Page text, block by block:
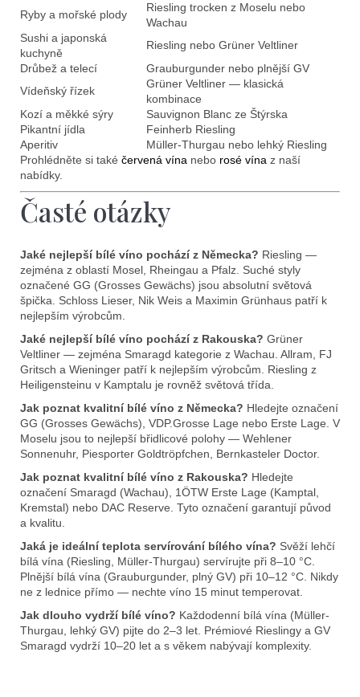
Ryby a mořské plody
Riesling trocken z Moselu nebo
Wachau
Sushi a japonská
kuchyně
Riesling nebo Grüner Veltliner
Drůbež a telecí
Grauburgunder nebo plnější GV
Vídeňský řízek
Grüner Veltliner — klasická
kombinace
Kozí a měkké sýry
Sauvignon Blanc ze Štýrska
Pikantní jídla
Feinherb Riesling
Aperitiv
Müller-Thurgau nebo lehký Riesling
Prohlédněte si také červená vína nebo rosé vína z naší
nabídky.
Časté otázky
Jaké nejlepší bílé víno pochází z Německa? Riesling —
zejména z oblastí Mosel, Rheingau a Pfalz. Suché styly
označené GG (Grosses Gewächs) jsou absolutní světová
špička. Schloss Lieser, Nik Weis a Maximin Grünhaus patří k
nejlepším výrobcům.
Jaké nejlepší bílé víno pochází z Rakouska? Grüner
Veltliner — zejména Smaragd kategorie z Wachau. Allram, FJ
Gritsch a Wieninger patří k nejlepším výrobcům. Riesling z
Heiligensteinu v Kamptalu je rovněž světová třída.
Jak poznat kvalitní bílé víno z Německa? Hledejte označení
GG (Grosses Gewächs), VDP.Grosse Lage nebo Erste Lage. V
Moselu jsou to nejlepší břidlicové polohy — Wehlener
Sonnenuhr, Piesporter Goldtröpfchen, Bernkasteler Doctor.
Jak poznat kvalitní bílé víno z Rakouska? Hledejte
označení Smaragd (Wachau), 1ÖTW Erste Lage (Kamptal,
Kremstal) nebo DAC Reserve. Tyto označení garantují původ
a kvalitu.
Jaká je ideální teplota servírování bílého vína? Svěží lehčí
bílá vína (Riesling, Müller-Thurgau) servírujte při 8–10 °C.
Plnější bílá vína (Grauburgunder, plný GV) při 10–12 °C. Nikdy
ne z lednice přímo — nechte víno 15 minut temperovat.
Jak dlouho vydrží bílé víno? Každodenní bílá vína (Müller-
Thurgau, lehký GV) pijte do 2–3 let. Prémiové Rieslingy a GV
Smaragd vydrží 10–20 let a s věkem nabývají komplexity.